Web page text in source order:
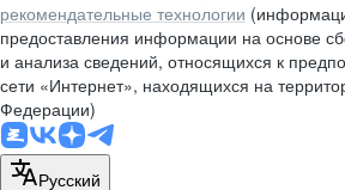
рекомендательные технологии
предоставления информации на основе
и анализа сведений, относящихся к
сети «Интернет», находящихся на
Федерации)
Русский